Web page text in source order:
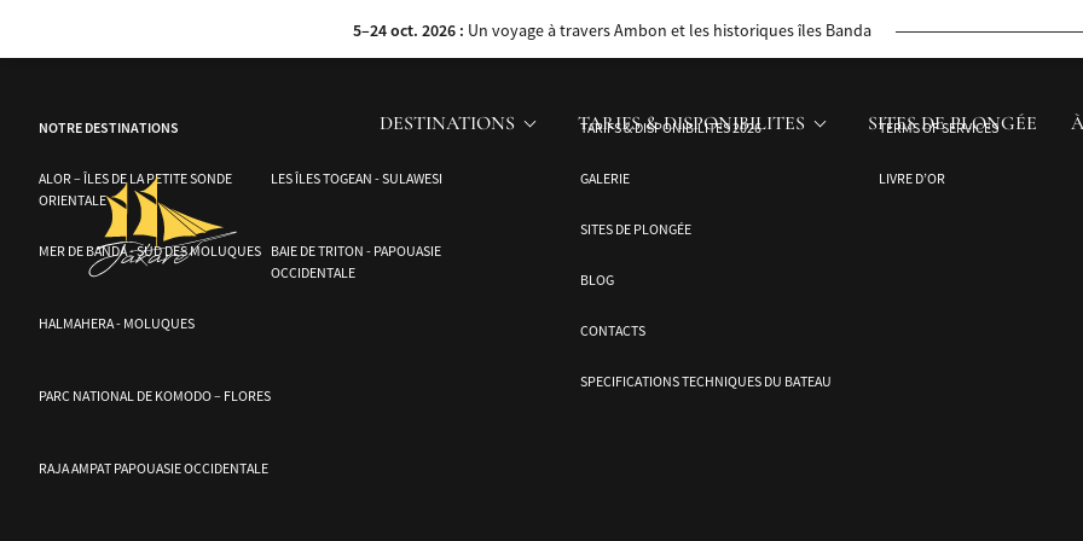
5–24 oct. 2026 : Un voyage à travers Ambon et les historiques îles Banda
DESTINATIONS TARIFS & DISPONIBILITES SITES DE PLONGÉE
NOTRE DESTINATIONS
ALOR – ÎLES DE LA PETITE SONDE
ORIENTALE
MER DE BANDA - SUD DES MOLUQUES
HALMAHERA - MOLUQUES
PARC NATIONAL DE KOMODO – FLORES
RAJA AMPAT PAPOUASIE OCCIDENTALE
LES ÎLES TOGEAN - SULAWESI
BAIE DE TRITON - PAPOUASIE
OCCIDENTALE
TARIFS & DISPONIBILITES 2026
GALERIE
SITES DE PLONGÉE
BLOG
CONTACTS
SPECIFICATIONS TECHNIQUES DU BATEAU
TERMS OF SERVICES
LIVRE D’OR